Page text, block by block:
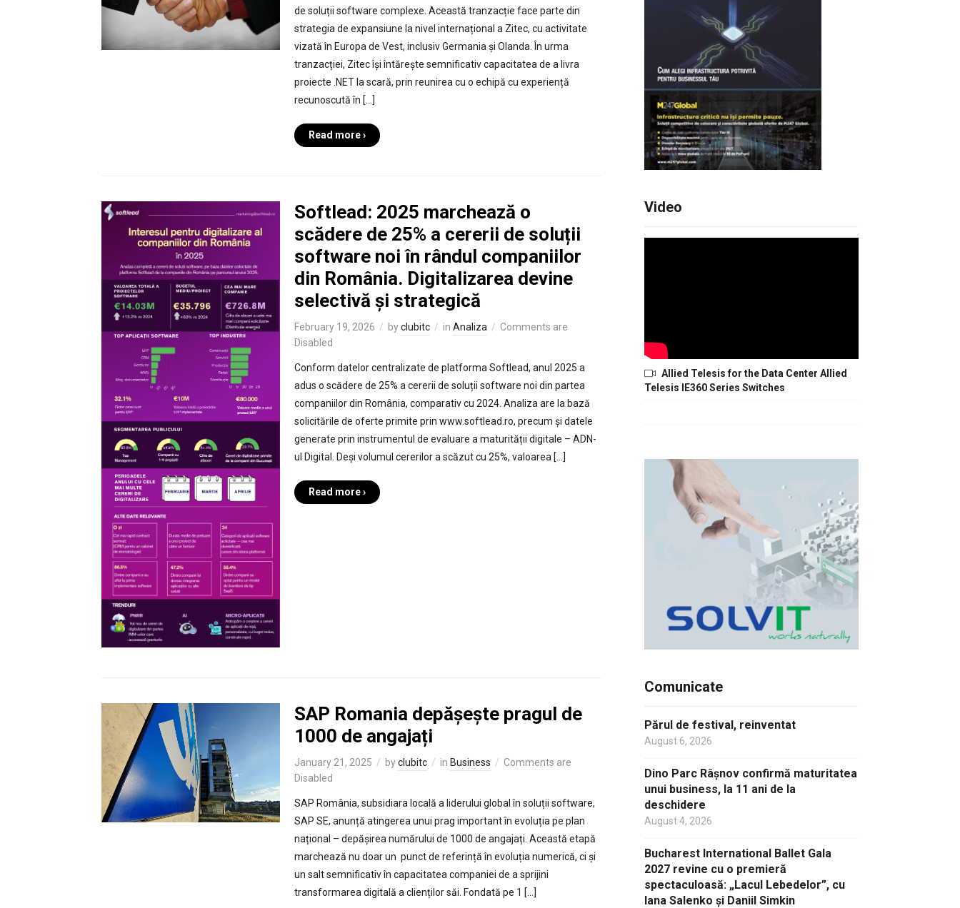
de soluții software complexe. Această tranzacție face parte din
strategia de expansiune la nivel internațional a Zitec, cu activitate
vizată în Europa de Vest, inclusiv Germania și Olanda. În urma
tranzacției, Zitec își întărește semnificativ capacitatea de a livra
proiecte .NET la scară, prin reunirea cu o echipă cu experiență
recunoscută în […]
Read more ›
Softlead: 2025 marchează o
scădere de 25% a cererii de soluții
software noi în rândul companiilor
din România. Digitalizarea devine
selectivă și strategică
February 19, 2026 byclubitc in Analiza
Comments are
Disabled
Conform datelor centralizate de platforma Softlead, anul 2025 a
adus o scădere de 25% a cererii de soluții software noi din partea
companiilor din România, comparativ cu 2024. Analiza are la bază
solicitările de oferte primite prin www.softlead.ro, precum și datele
generate prin instrumentul de evaluare a maturității digitale – ADN-
ul Digital. Deși volumul cererilor a scăzut cu 25%, valoarea […]
Read more ›
SAP Romania depășește pragul de
1000 de angajați
January 21, 2025 byclubitc in Business
Comments are
Disabled
SAP România, subsidiara locală a liderului global în soluții software,
SAP SE, anunță atingerea unui prag important în evoluția pe plan
național – depășirea numărului de 1000 de angajați. Această etapă
marchează nu doar un punct de referință în evoluția numerică, ci și
un salt semnificativ în capacitatea companiei de a sprijini
transformarea digitală a clienților săi. Fondată pe 1 […]
Video
Allied Telesis for the Data Center Allied
Telesis IE360 Series Switches
Comunicate
Părul de festival, reinventat
August 6, 2026
Dino Parc Râșnov confirmă maturitatea
unui business, la 11 ani de la
deschidere
August 4, 2026
Bucharest International Ballet Gala
2027 revine cu o premieră
spectaculoasă: „Lacul Lebedelor”, cu
Iana Salenko și Daniil Simkin